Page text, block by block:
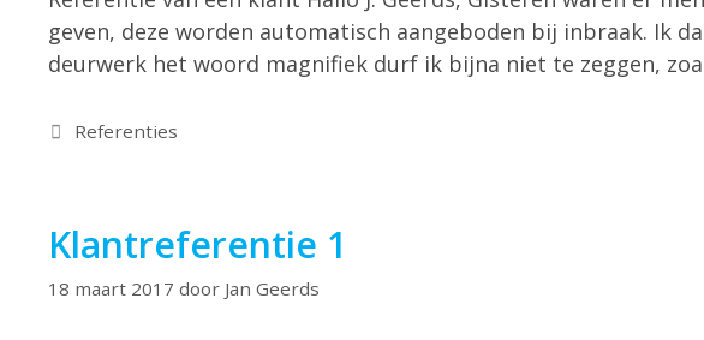
geven, deze worden automatisch aangeboden bij inbraak. Ik
deurwerk het woord magnifiek durf ik bijna niet te zeggen,
Referenties
Klantreferentie 1
18 maart 2017 door Jan Geerds